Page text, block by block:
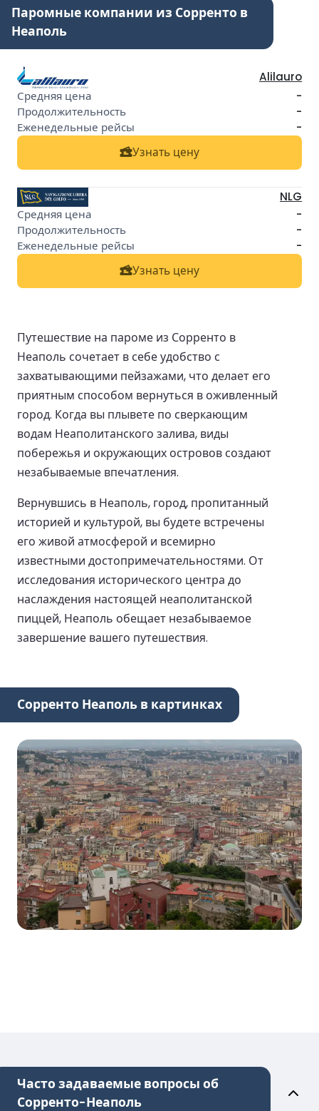
Паромные компании из Сорренто в
Неаполь
Alilauro
-
-
-
Узнать цену
NLG
-
-
-
Узнать цену
Путешествие на пароме из Сорренто в
Неаполь сочетает в себе удобство с
захватывающими пейзажами, что делает его
приятным способом вернуться в оживленный
город. Когда вы плывете по сверкающим
водам Неаполитанского залива, виды
побережья и окружающих островов создают
незабываемые впечатления.
Вернувшись в Неаполь, город, пропитанный
историей и культурой, вы будете встречены
его живой атмосферой и всемирно
известными достопримечательностями. От
исследования исторического центра до
наслаждения настоящей неаполитанской
пиццей, Неаполь обещает незабываемое
завершение вашего путешествия.
Сорренто Неаполь в картинках
Часто задаваемые вопросы об
Сорренто-Неаполь